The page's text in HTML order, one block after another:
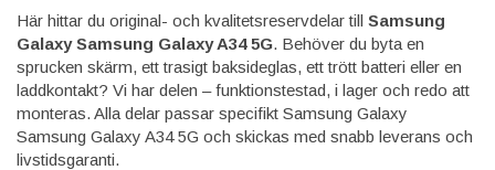
Här hittar du original- och kvalitetsreservdelar till Samsung
Galaxy Samsung Galaxy A34 5G. Behöver du byta en
sprucken skärm, ett trasigt baksideglas, ett trött batteri eller en
laddkontakt? Vi har delen – funktionstestad, i lager och redo att
monteras. Alla delar passar specifikt Samsung Galaxy
Samsung Galaxy A34 5G och skickas med snabb leverans och
livstidsgaranti.